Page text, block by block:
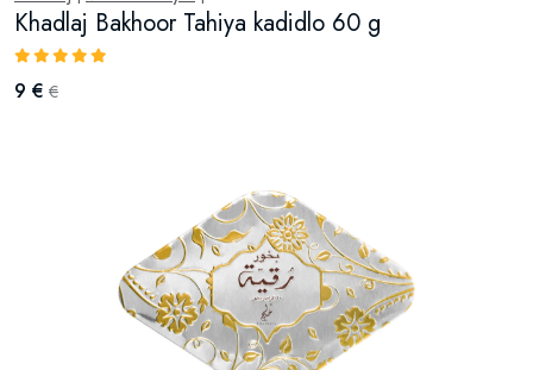
Khadlaj Bakhoor Tahiya kadidlo 60 g
9 € €